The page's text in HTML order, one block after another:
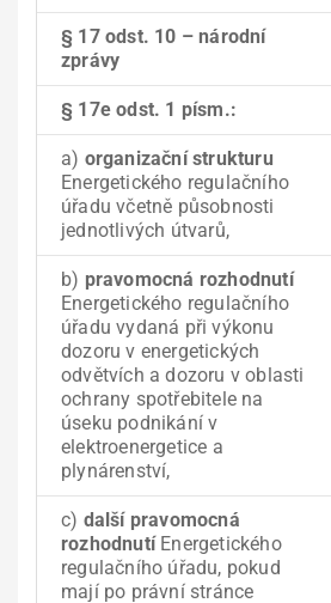
§ 17 odst. 10 – národní
zprávy
§ 17e odst. 1 písm.:
a) organizační strukturu
Energetického regulačního
úřadu včetně působnosti
jednotlivých útvarů,
b) pravomocná rozhodnutí
Energetického regulačního
úřadu vydaná při výkonu
dozoru v energetických
odvětvích a dozoru v oblasti
ochrany spotřebitele na
úseku podnikání v
elektroenergetice a
plynárenství,
c) další pravomocná
rozhodnutí Energetického
regulačního úřadu, pokud
mají po právní stránce